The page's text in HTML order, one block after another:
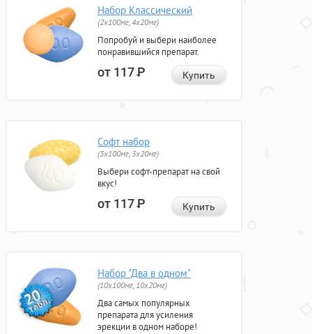
Набор Классический
(2x100мг, 4x20мг)
Попробуй и выбери наиболее
понравившийся препарат.
от 117Р Купить
Софт набор
(3x100мг, 3x20мг)
Выбери софт-препарат на свой
вкус!
от 117Р Купить
Набор "Два в одном"
(10x100мг, 10x20мг)
Два самых популярных
препарата для усиления
эрекции в одном наборе!